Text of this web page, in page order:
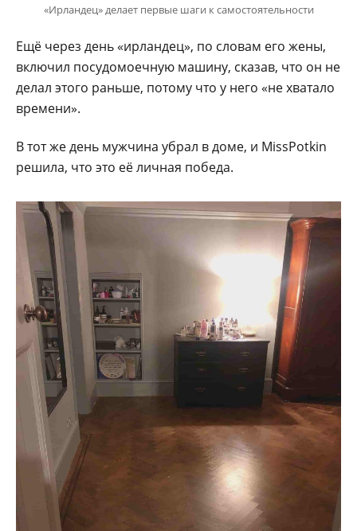
«Ирландец» делает первые шаги к самостоятельности
Ещё через день «ирландец», по словам его жены,
включил посудомоечную машину, сказав, что он не
делал этого раньше, потому что у него «не хватало
времени».
В тот же день мужчина убрал в доме, и MissPotkin
решила, что это её личная победа.